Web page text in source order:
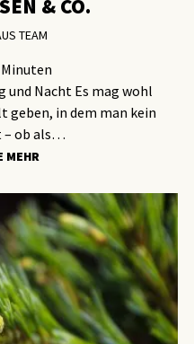
& CO.
TEAM
Minuten
und Nacht Es mag wohl
geben, in dem man kein
– ob als…
MEHR